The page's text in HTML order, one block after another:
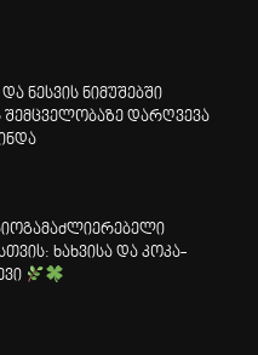
ნესვის ნიმუშებში
შემცველობაზე დარღვევა
ხახვისა და კოკა-